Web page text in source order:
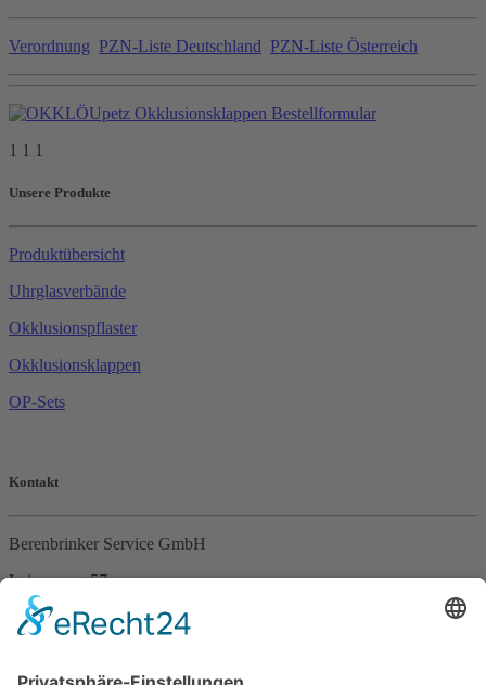
Verordnung PZN-Liste Deutschland PZN-Liste Österreich
1 1 1
Unsere Produkte
Produktübersicht
Uhrglasverbände
Okklusionspflaster
Okklusionsklappen
OP-Sets
Kontakt
Berenbrinker Service GmbH
Leinenweg 57
33415 Verl